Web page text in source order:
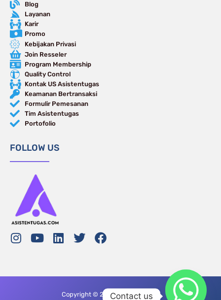
Blog
Layanan
Karir
Promo
Kebijakan Privasi
Join Resseler
Program Membership
Quality Control
Kontak US Asistentugas
Keamanan Bertransaksi
Formulir Pemesanan
Tim Asistentugas
Portofolio
FOLLOW US
Copyright © 2024 Asisten Tugas
Contact us